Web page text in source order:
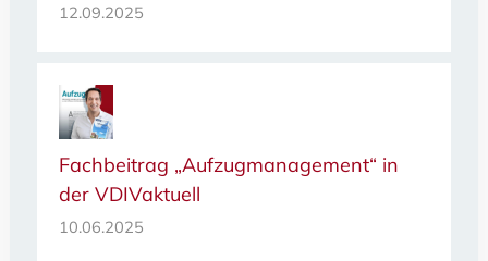
12.09.2025
Fachbeitrag „Aufzugmanagement“ in
der VDIVaktuell
10.06.2025